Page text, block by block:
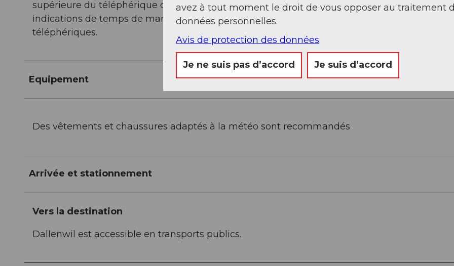
supérieure du téléphérique de Niederrickenbach, il faut environ 30 minutes de marche. Les
indications de temps de marche et de dénivelé prennent en compte l’utilisation des
téléphériques.
Equipement
Des vêtements et chaussures adaptés à la météo sont recommandés
Arrivée et stationnement
Vers la destination
Dallenwil est accessible en transports publics.
avez à tout moment le droit de vous opposer au traitement
données personnelles.
Avis de protection des données
Je ne suis pas d’accord Je suis d’accord